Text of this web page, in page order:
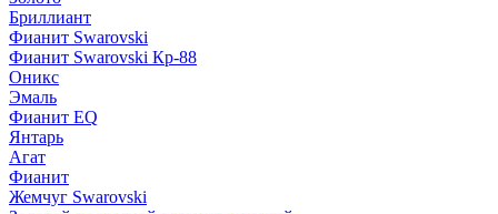
Бриллиант
Фианит Swarovski
Фианит Swarovski Кр-88
Оникс
Эмаль
Фианит EQ
Янтарь
Агат
Фианит
Жемчуг Swarovski